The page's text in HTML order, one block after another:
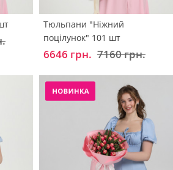
Тюльпани "Ніжний
поцілунок" 101 шт
6646 грн. 7160 грн.